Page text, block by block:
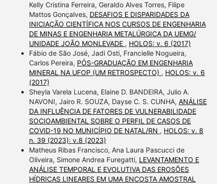
Kelly Cristina Ferreira, Geraldo Alves Torres, Filipe
Mattos Gonçalves, DESAFIOS E DISPARIDADES DA
INICIAÇÃO CIENTÍFICA NOS CURSOS DE ENGENHARIA
DE MINAS E ENGENHARIA METALÚRGICA DA UEMG/
UNIDADE JOÃO MONLEVADE , HOLOS: v. 6 (2017)
Fábio de São José, Jadi Osti, Francielle Nogueira,
Carlos Pereira, PÓS-GRADUAÇÃO EM ENGENHARIA
MINERAL NA UFOP (UM RETROSPECTO) , HOLOS: v. 6
(2017)
Sheyla Varela Lucena, Elaine D. BANDEIRA, Julio A.
NAVONI, Jairo R. SOUZA, Dayse C. S. CUNHA, ANÁLISE
DA INFLUÊNCIA DE FATORES DE VULNERABILIDADE
SOCIOAMBIENTAL SOBRE O PERFIL DE CASOS DE
COVID-19 NO MUNICÍPIO DE NATAL/RN , HOLOS: v. 8
n. 39 (2023): v.8 (2023)
Matheus Ribas Francisco, Ana Laura Pascucci de
Oliveira, Simone Andrea Furegatti, LEVANTAMENTO E
ANÁLISE TEMPORAL E EVOLUTIVA DAS EROSÕES
HÍDRICAS LINEARES EM UMA ENCOSTA AMOSTRAL